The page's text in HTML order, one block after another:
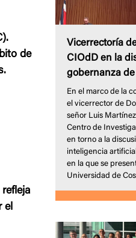
de
el
Vicerrectoría
CIOdD en la
gobernanza
En el marco de la
el vicerrector de
señor Luis
Centro de
en torno a la
inteligencia
en la que se
Universidad de